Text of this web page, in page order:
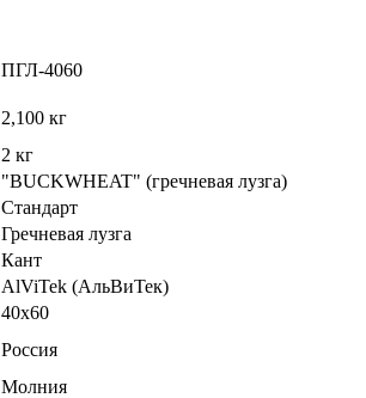
ПГЛ-4060
2,100 кг
2 кг
"BUCKWHEAT" (гречневая лузга)
Стандарт
Гречневая лузга
Кант
AlViTek (АльВиТек)
40х60
Россия
Молния